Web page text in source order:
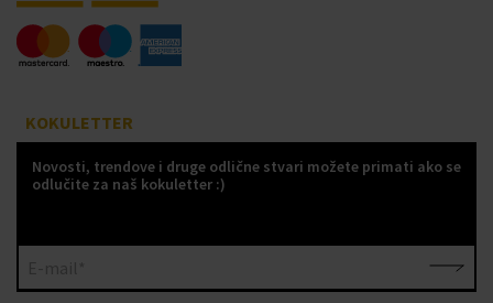
KOKULETTER
Novosti, trendove i druge odlične stvari možete primati ako se
odlučite za naš kokuletter :)